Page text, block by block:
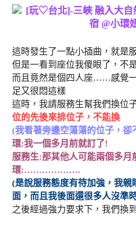
這時發生了一點小插曲，就是
但是一看到座位我傻眼了，不
而且竟然是個四人座……感覺
足又很悶這樣
這時，我請服務生幫我們換位子
位的先後來排位子，不能換
(我看著旁邊空蕩蕩的位子，卻
環:我一個多月前就訂了!
服務生:那其他人可能兩個多月
環:……………….
(是說服務態度有待加強，我
面，而且我後面還很多人沒準
之後經過強力要求下，我們換